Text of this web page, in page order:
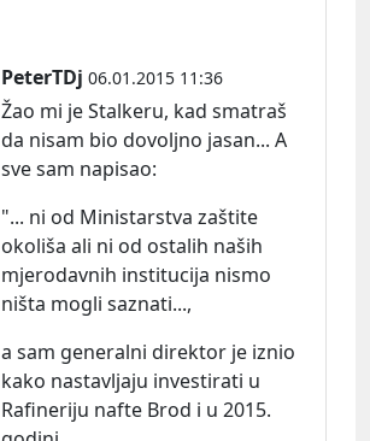
PeterTDj 06.01.2015 11:36
Žao mi je Stalkeru, kad smatraš
da nisam bio dovoljno jasan... A
sve sam napisao:
"... ni od Ministarstva zaštite
okoliša ali ni od ostalih naših
mjerodavnih institucija nismo
ništa mogli saznati...,
a sam generalni direktor je iznio
kako nastavljaju investirati u
Rafineriju nafte Brod i u 2015.